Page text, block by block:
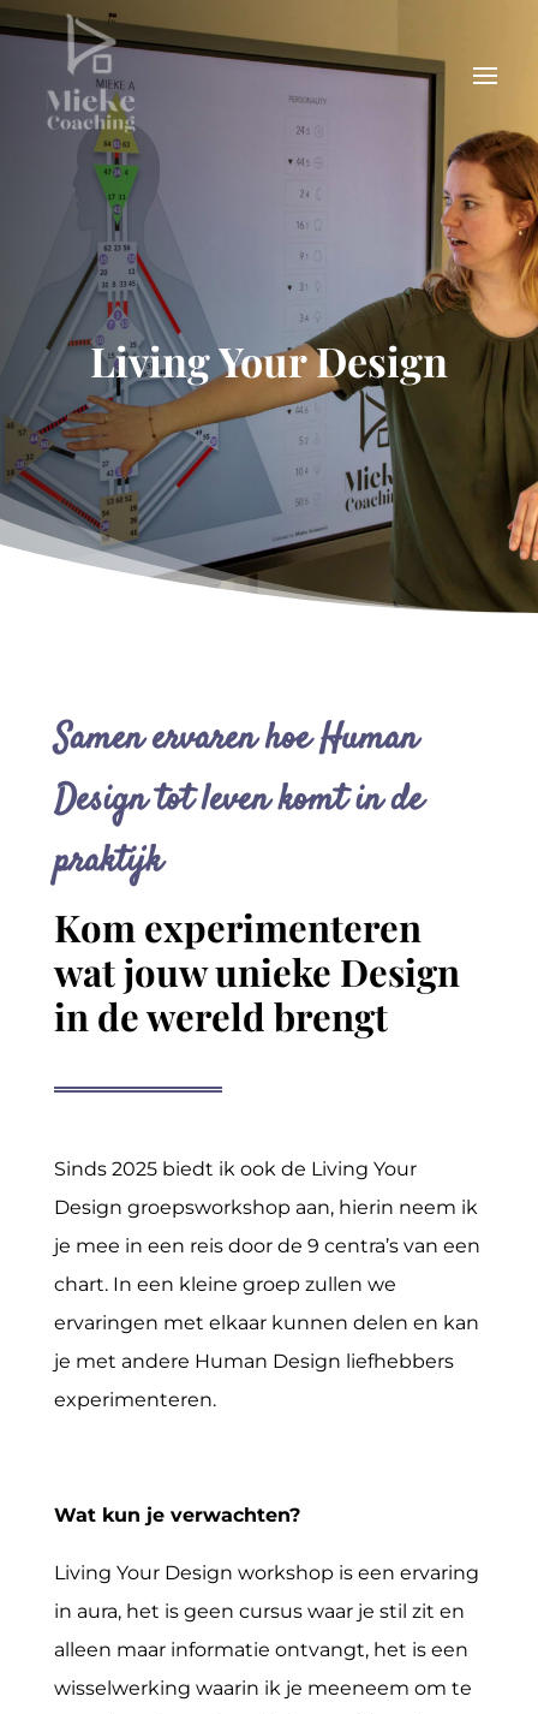
Living Your Design
Samen ervaren hoe Human
Design tot leven komt in de
praktijk
Kom experimenteren
wat jouw unieke Design
in de wereld brengt
Sinds 2025 biedt ik ook de Living Your
Design groepsworkshop aan, hierin neem ik
je mee in een reis door de 9 centra’s van een
chart. In een kleine groep zullen we
ervaringen met elkaar kunnen delen en kan
je met andere Human Design liefhebbers
experimenteren.
Wat kun je verwachten?
Living Your Design workshop is een ervaring
in aura, het is geen cursus waar je stil zit en
alleen maar informatie ontvangt, het is een
wisselwerking waarin ik je meeneem om te